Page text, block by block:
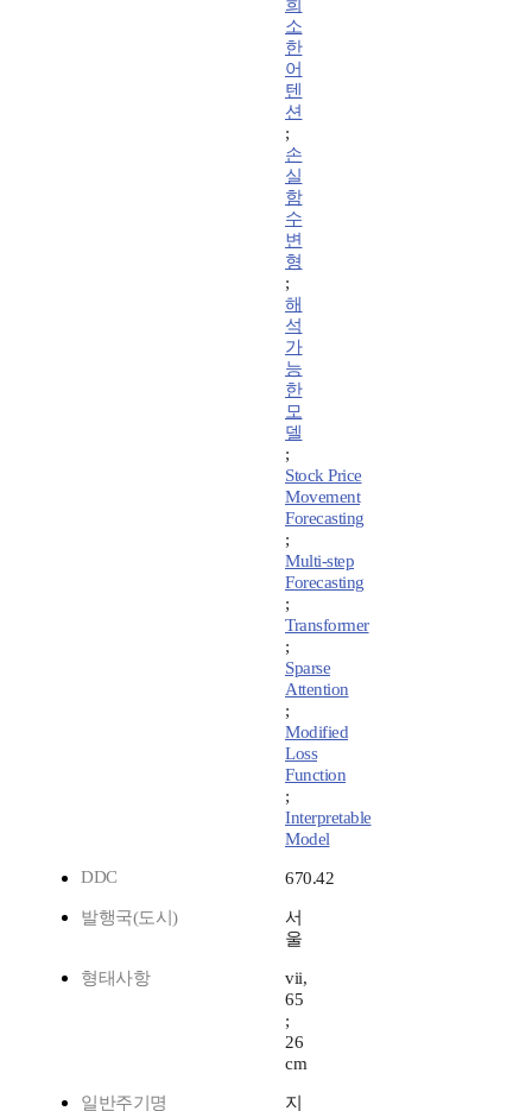
희
소
한
어
텐
션
;
손
실
함
수
변
형
;
해
석
가
능
한
모
델
;
Stock Price
Movement
Forecasting
;
Multi-step
Forecasting
;
Transformer
;
Sparse
Attention
;
Modified
Loss
Function
;
Interpretable
Model
DDC
670.42
발행국(도시)
서
울
형태사항
vii,
65
;
26
cm
일반주기명 지